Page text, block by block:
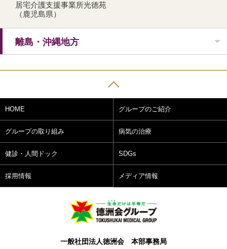
居宅介護支援事業所光徳苑
（鹿児島県）
離島・沖縄地方
HOME グループのご紹介
グループの取り組み 病気の治療
健診・人間ドック SDGs
採用情報 メディア情報
一般社団法人徳洲会 本部事務局